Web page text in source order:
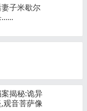
子米歇尔
揭秘:诡异
观音菩萨像